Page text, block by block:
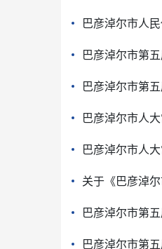
巴彦淖尔市人
巴彦淖尔市第
巴彦淖尔市第
巴彦淖尔市人
巴彦淖尔市人
关于《巴彦淖
巴彦淖尔市第
巴彦淖尔市第